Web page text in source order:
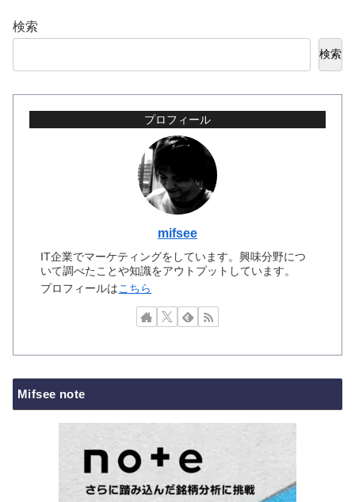
検索
検索
プロフィール
mifsee
IT企業でマーケティングをしています。興味分野につ
いて調べたことや知識をアウトプットしています。
プロフィールはこちら
Mifsee note